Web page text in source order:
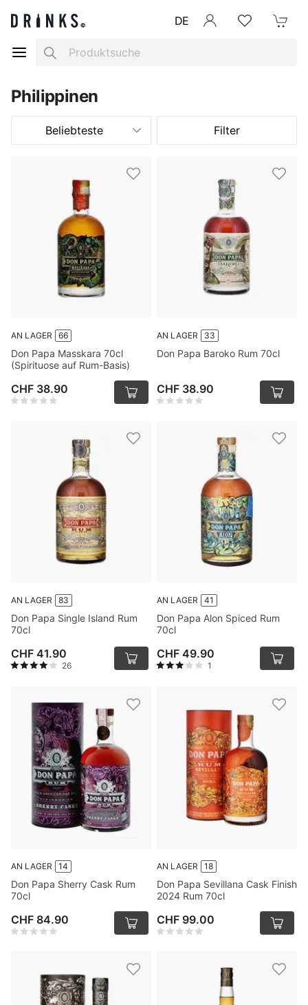
DE
Search
Philippinen
Beliebteste Filter
AN LAGER 66
Don Papa Masskara 70cl
(Spirituose auf Rum-Basis)
CHF 38.90
AN LAGER 33
Don Papa Baroko Rum 70cl
CHF 38.90
AN LAGER 83
Don Papa Single Island Rum
70cl
CHF 41.90
26
AN LAGER 41
Don Papa Alon Spiced Rum
70cl
CHF 49.90
1
AN LAGER 14
Don Papa Sherry Cask Rum
70cl
CHF 84.90
AN LAGER 18
Don Papa Sevillana Cask Finish
2024 Rum 70cl
CHF 99.00